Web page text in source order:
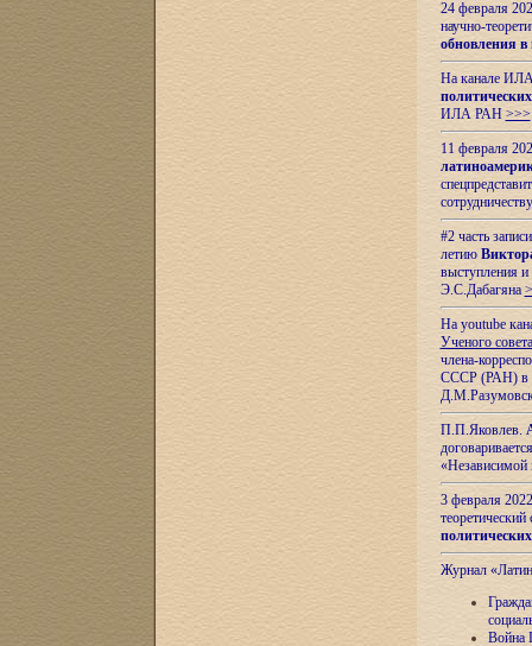
24 февраля
научно-
обновления в
На канале
ИЛА РАН >>>
11 февраля
#2 часть
летию
выступления
Э.С.Дабагяна
На youtube
Ученого
члена-
СССР (РАН) в
П.П.Яковлев.
«Независимой
3 февраля
теоретический
Журнал
Война